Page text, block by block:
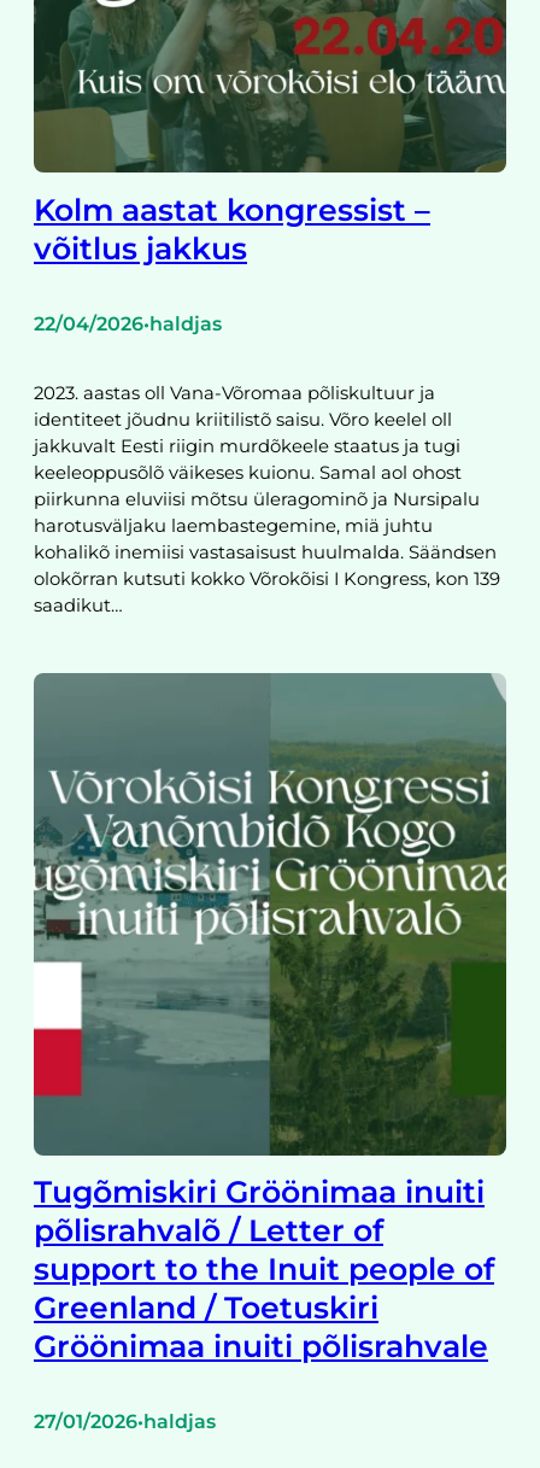
Kolm aastat kongressist –
võitlus jakkus
22/04/2026•haldjas
2023. aastas oll Vana-Võromaa põliskultuur ja
identiteet jõudnu kriitilistõ saisu. Võro keelel oll
jakkuvalt Eesti riigin murdõkeele staatus ja tugi
keeleoppusõlõ väikeses kuionu. Samal aol ohost
piirkunna eluviisi mõtsu üleragominõ ja Nursipalu
harotusväljaku laembastegemine, miä juhtu
kohalikõ inemiisi vastasaisust huulmalda. Säändsen
olokõrran kutsuti kokko Võrokõisi I Kongress, kon 139
saadikut…
Tugõmiskiri Gröönimaa inuiti
põlisrahvalõ / Letter of
support to the Inuit people of
Greenland / Toetuskiri
Gröönimaa inuiti põlisrahvale
27/01/2026•haldjas